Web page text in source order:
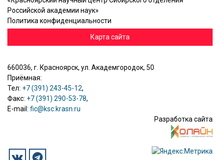
Российской академии наук»
Политика конфиденциальности
Карта сайта
660036, г. Красноярск, ул. Академгородок, 50
Приёмная:
Тел: +7 (391) 243-45-12,
Факс: +7 (391) 290-53-78,
E-mail: fic@ksc.krasn.ru
Разработка сайта